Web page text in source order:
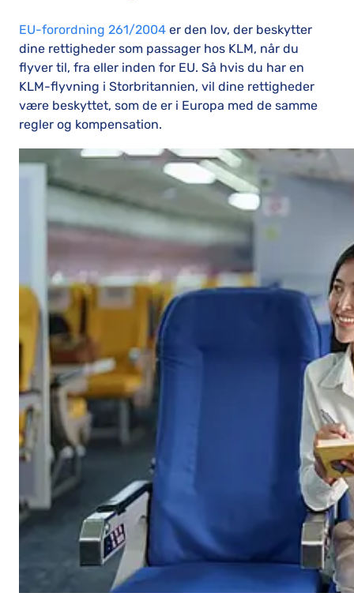
EU-forordning 261/2004 er den lov, der beskytter
dine rettigheder som passager hos KLM, når du
flyver til, fra eller inden for EU. Så hvis du har en
KLM-flyvning i Storbritannien, vil dine rettigheder
være beskyttet, som de er i Europa med de samme
regler og kompensation.